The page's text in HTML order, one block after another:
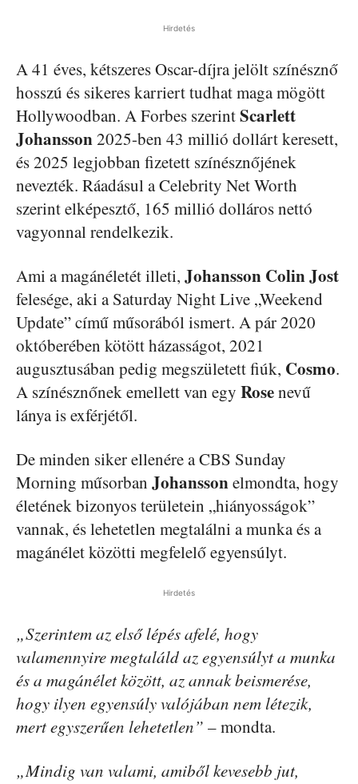
Hirdetés
A 41 éves, kétszeres Oscar-díjra jelölt színésznő
hosszú és sikeres karriert tudhat maga mögött
Hollywoodban. A Forbes szerintScarlett
Johansson2025-ben 43 millió dollárt keresett,
és 2025 legjobban fizetett színésznőjének
nevezték. Ráadásul a Celebrity Net Worth
szerint elképesztő, 165 millió dolláros nettó
vagyonnal rendelkezik.
Ami a magánéletét illeti, Johansson ColinJost
felesége, aki a Saturday Night Live „Weekend
Update” című műsorából ismert. A pár 2020
októberében kötött házasságot, 2021
augusztusában pedig megszületett fiúk, Cosmo.
A színésznőnek emellett van egy Rosenevű
lánya is exférjétől.
De minden siker ellenére a CBS Sunday
Morning műsorban Johanssonelmondta, hogy
életének bizonyos területein „hiányosságok”
vannak, és lehetetlen megtalálni a munka és a
magánélet közötti megfelelő egyensúlyt.
Hirdetés
„Szerintem az első lépés afelé, hogy
valamennyire megtaláld az egyensúlyt a munka
és a magánélet között, az annak beismerése,
hogy ilyen egyensúly valójában nem létezik,
mert egyszerűen lehetetlen” – mondta.
„Mindig van valami, amiből kevesebb jut,